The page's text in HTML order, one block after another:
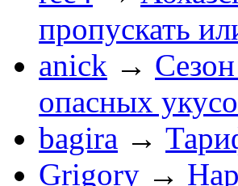
пропускать
anick →
опасных
bagira →
Grigory →